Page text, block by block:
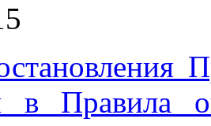
в Правила